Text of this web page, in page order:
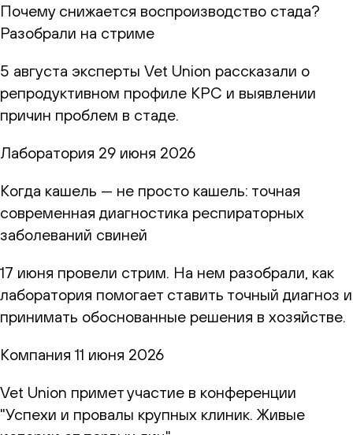
Почему снижается воспроизводство стада?
Разобрали на стриме
5 августа эксперты Vet Union рассказали о
репродуктивном профиле КРС и выявлении
причин проблем в стаде.
Лаборатория 29 июня 2026
Когда кашель — не просто кашель: точная
современная диагностика респираторных
заболеваний свиней
17 июня провели стрим. На нем разобрали, как
лаборатория помогает ставить точный диагноз и
принимать обоснованные решения в хозяйстве.
Компания 11 июня 2026
Vet Union примет участие в конференции
"Успехи и провалы крупных клиник. Живые